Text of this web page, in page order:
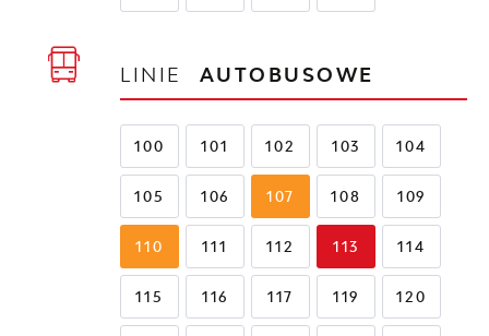
LINIE AUTOBUSOWE
100 101 102 103 104
105 106 107 108 109
110 111 112 113 114
115 116 117 119 120